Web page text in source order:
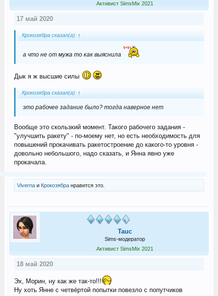
Активист SimsMix 2021
17 май 2020
Крокозябра сказал(а): ↑
а что не от мужа то как выяснила
Дык я ж высшие силы
Крокозябра сказал(а): ↑
это рабочее задание было? тогда наверное нет
Вообще это скользкий момент. Такого рабочего задания -
"улучшить ракету" - по-моему нет, но есть необходимость для
повышений прокачивать ракетостроение до какого-то уровня -
довольно небольшого, надо сказать, и Янна явно уже
прокачала.
Vivernaи Крокозябранравится это.
Tauc
Sims-модератор
Активист SimsMix 2021
18 май 2020
Эх, Морин, ну как же так-то!!!
Ну хоть Янне с четвёртой попытки повезло с попутчиков